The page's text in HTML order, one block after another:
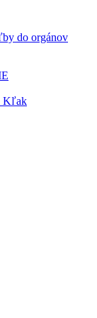
do orgánov
Kľak